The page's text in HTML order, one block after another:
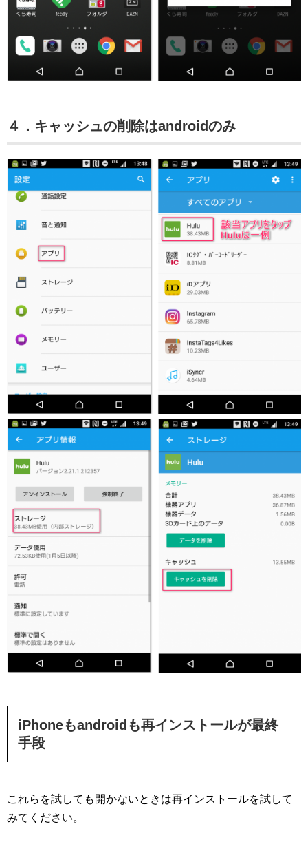
４．キャッシュの削除はandroidのみ
iPhoneもandroidも再インストールが最終
手段
これらを試しても開かないときは再インストールを試して
みてください。